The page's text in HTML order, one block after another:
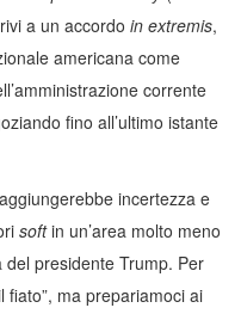
a un accordo in extremis,
americana come
corrente
fino all’ultimo istante
incertezza e
softin un’area molto meno
presidente Trump. Per
fiato”, ma prepariamoci ai